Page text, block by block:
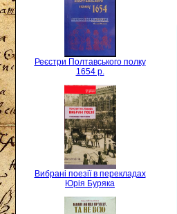
Реєстри Полтавського полку
1654 р.
Вибрані поезії в перекладах
Юрія Буряка